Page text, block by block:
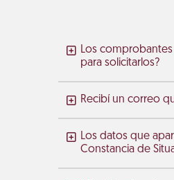
Los
para solicitarlos?
Recibí un correo
Los datos que
Constancia de